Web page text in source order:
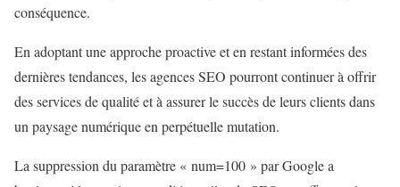
conséquence.
En adoptant une approche proactive et en restant informées des
dernières tendances, les agences SEO pourront continuer à offrir
des services de qualité et à assurer le succès de leurs clients dans
un paysage numérique en perpétuelle mutation.
La suppression du paramètre « num=100 » par Google a